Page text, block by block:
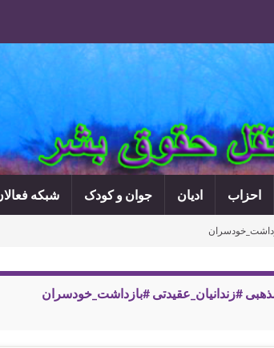
احزاب ادیان جوان و کودک شبکه
#زندانیان_عقیدتی #بازداشت_خودسران